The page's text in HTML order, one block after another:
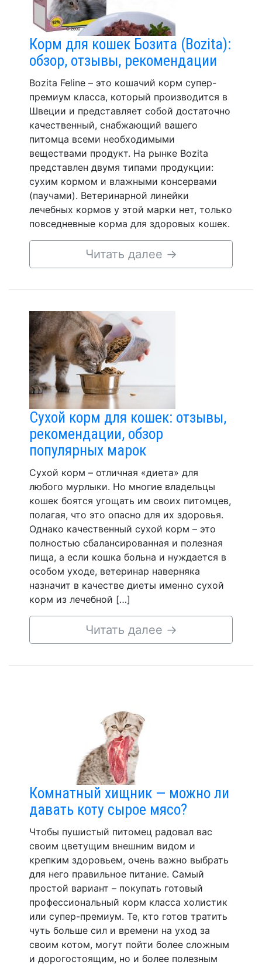
Корм для кошек Бозита (Bozita):
обзор, отзывы, рекомендации
Bozita Feline – это кошачий корм супер-
премиум класса, который производится в
Швеции и представляет собой достаточно
качественный, снабжающий вашего
питомца всеми необходимыми
веществами продукт. На рынке Bozita
представлен двумя типами продукции:
сухим кормом и влажными консервами
(паучами). Ветеринарной линейки
лечебных кормов у этой марки нет, только
повседневные корма для здоровых кошек.
Читать далее →
Сухой корм для кошек: отзывы,
рекомендации, обзор
популярных марок
Сухой корм – отличная «диета» для
любого мурлыки. Но многие владельцы
кошек боятся угощать им своих питомцев,
полагая, что это опасно для их здоровья.
Однако качественный сухой корм – это
полностью сбалансированная и полезная
пища, а если кошка больна и нуждается в
особом уходе, ветеринар наверняка
назначит в качестве диеты именно сухой
корм из лечебной […]
Читать далее →
Комнатный хищник — можно ли
давать коту сырое мясо?
Чтобы пушистый питомец радовал вас
своим цветущим внешним видом и
крепким здоровьем, очень важно выбрать
для него правильное питание. Самый
простой вариант – покупать готовый
профессиональный корм класса холистик
или супер-премиум. Те, кто готов тратить
чуть больше сил и времени на уход за
своим котом, могут пойти более сложным
и дорогостоящим, но и более полезным